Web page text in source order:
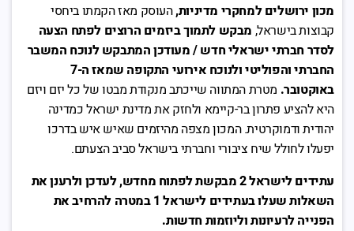
מכון ירושלים למחקרי מדיניות,העוסק מאז הקמתו ביחסי
קבוצות בישראל, מבקש לתמוך ביזמים הרוצים לפתח הצעה
לסדר חברתי ישראלי חדש / מעודכן המתבקש לנוכח המשבר
החברתי והפוליטי ולנוכח אירועי התקופה שמאז ה-7
באוקטובר. מטרת המתווה שייכתב מנקודת מבטו של כל יזם ויזם
היא להציע פתרון בר-קיימא ולחזק את מדינת ישראל כמדינה
יהודית ודמוקרטית. המכון מצפה מהיזמים שאיש איש בדרכו
יפעלו לחולל שיח ציבורי וחברתי בישראל סביב הצעתם.
עתידים לישראל 2 מבקשת לפתוח מחדש, לעדכן ולרענן את
השאלות שעלו בעתידים לישראל 1 במטרה להרחיב את
הפנייה לרעיונות וליוזמות חדשות.